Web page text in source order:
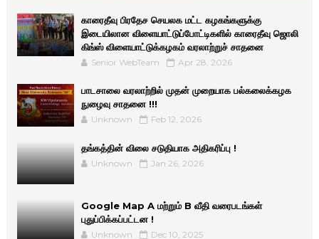
காரைதீவு பிரதேச செயலக மட்ட கழகங்களுக்கு
இடையிலான விளையாட்டுப்போட்டிகளில் காரைதீவு ஜொலி
கிங்ஸ் விளையாட்டுக்கழகம் வரலாற்றுச் சாதனை
Senior WebTeam Apr 28, 2026
பாடசாலை வரலாற்றில் முதன் முறையாக பல்கலைக்கழக
நுழைவு சாதனை !!!
Unknown Feb 12, 2026
தங்கத்தின் விலை சடுதியாக அதிகரிப்பு !
Unknown Jan 26, 2026
Google Map A மற்றும் B வீதி வரைபடங்கள்
புதுப்பிக்கப்பட்டன !
Unknown Dec 10, 2025